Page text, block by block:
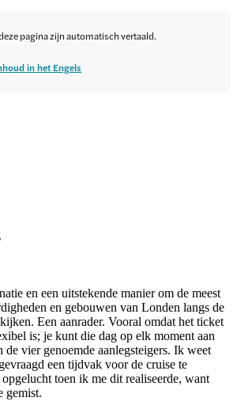
pagina zijn automatisch vertaald.
in het Engels
en een uitstekende manier om de meest
en gebouwen van Londen langs de
Een aanrader. Vooral omdat het ticket
is; je kunt die dag op elk moment aan
de vier genoemde aanlegsteigers. Ik weet
een tijdvak voor de cruise te
toen ik me dit realiseerde, want
gemist.